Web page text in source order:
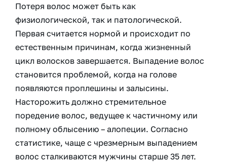
Потеря волос может быть как
физиологической, так и патологической.
Первая считается нормой и происходит по
естественным причинам, когда жизненный
цикл волосков завершается. Выпадение волос
становится проблемой, когда на голове
появляются проплешины и залысины.
Насторожить должно стремительное
поредение волос, ведущее к частичному или
полному облысению – алопеции. Согласно
статистике, чаще с чрезмерным выпадением
волос сталкиваются мужчины старше 35 лет.